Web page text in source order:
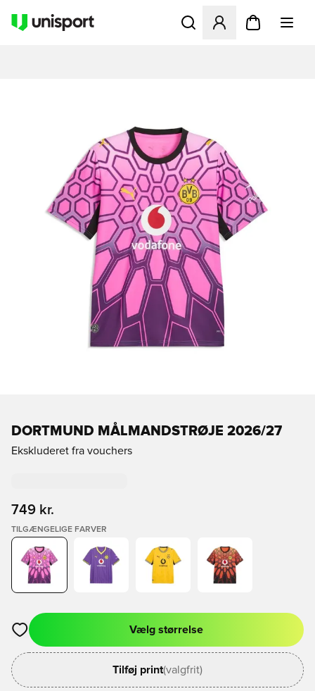
Åbner en Modal til at
DORTMUND MÅLMANDSTRØJE 2026/27
Ekskluderet fra vouchers
749 kr.
TILGÆNGELIGE FARVER
Åbner en Modal til at logge ind eller tilmelde dig som medlem
Vælg størrelse
Tilføj print(valgfrit)